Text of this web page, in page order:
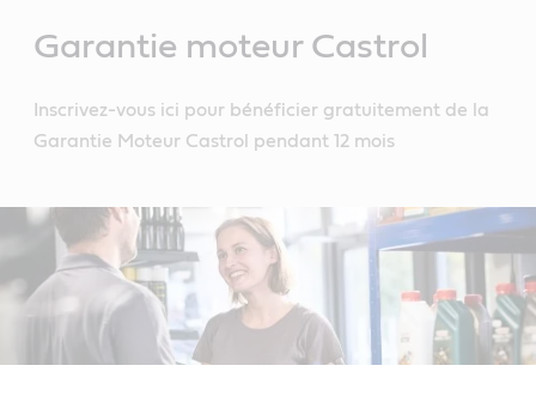
Garantie moteur Castrol
Inscrivez-vous ici pour bénéficier gratuitement de la
Garantie Moteur Castrol pendant 12 mois